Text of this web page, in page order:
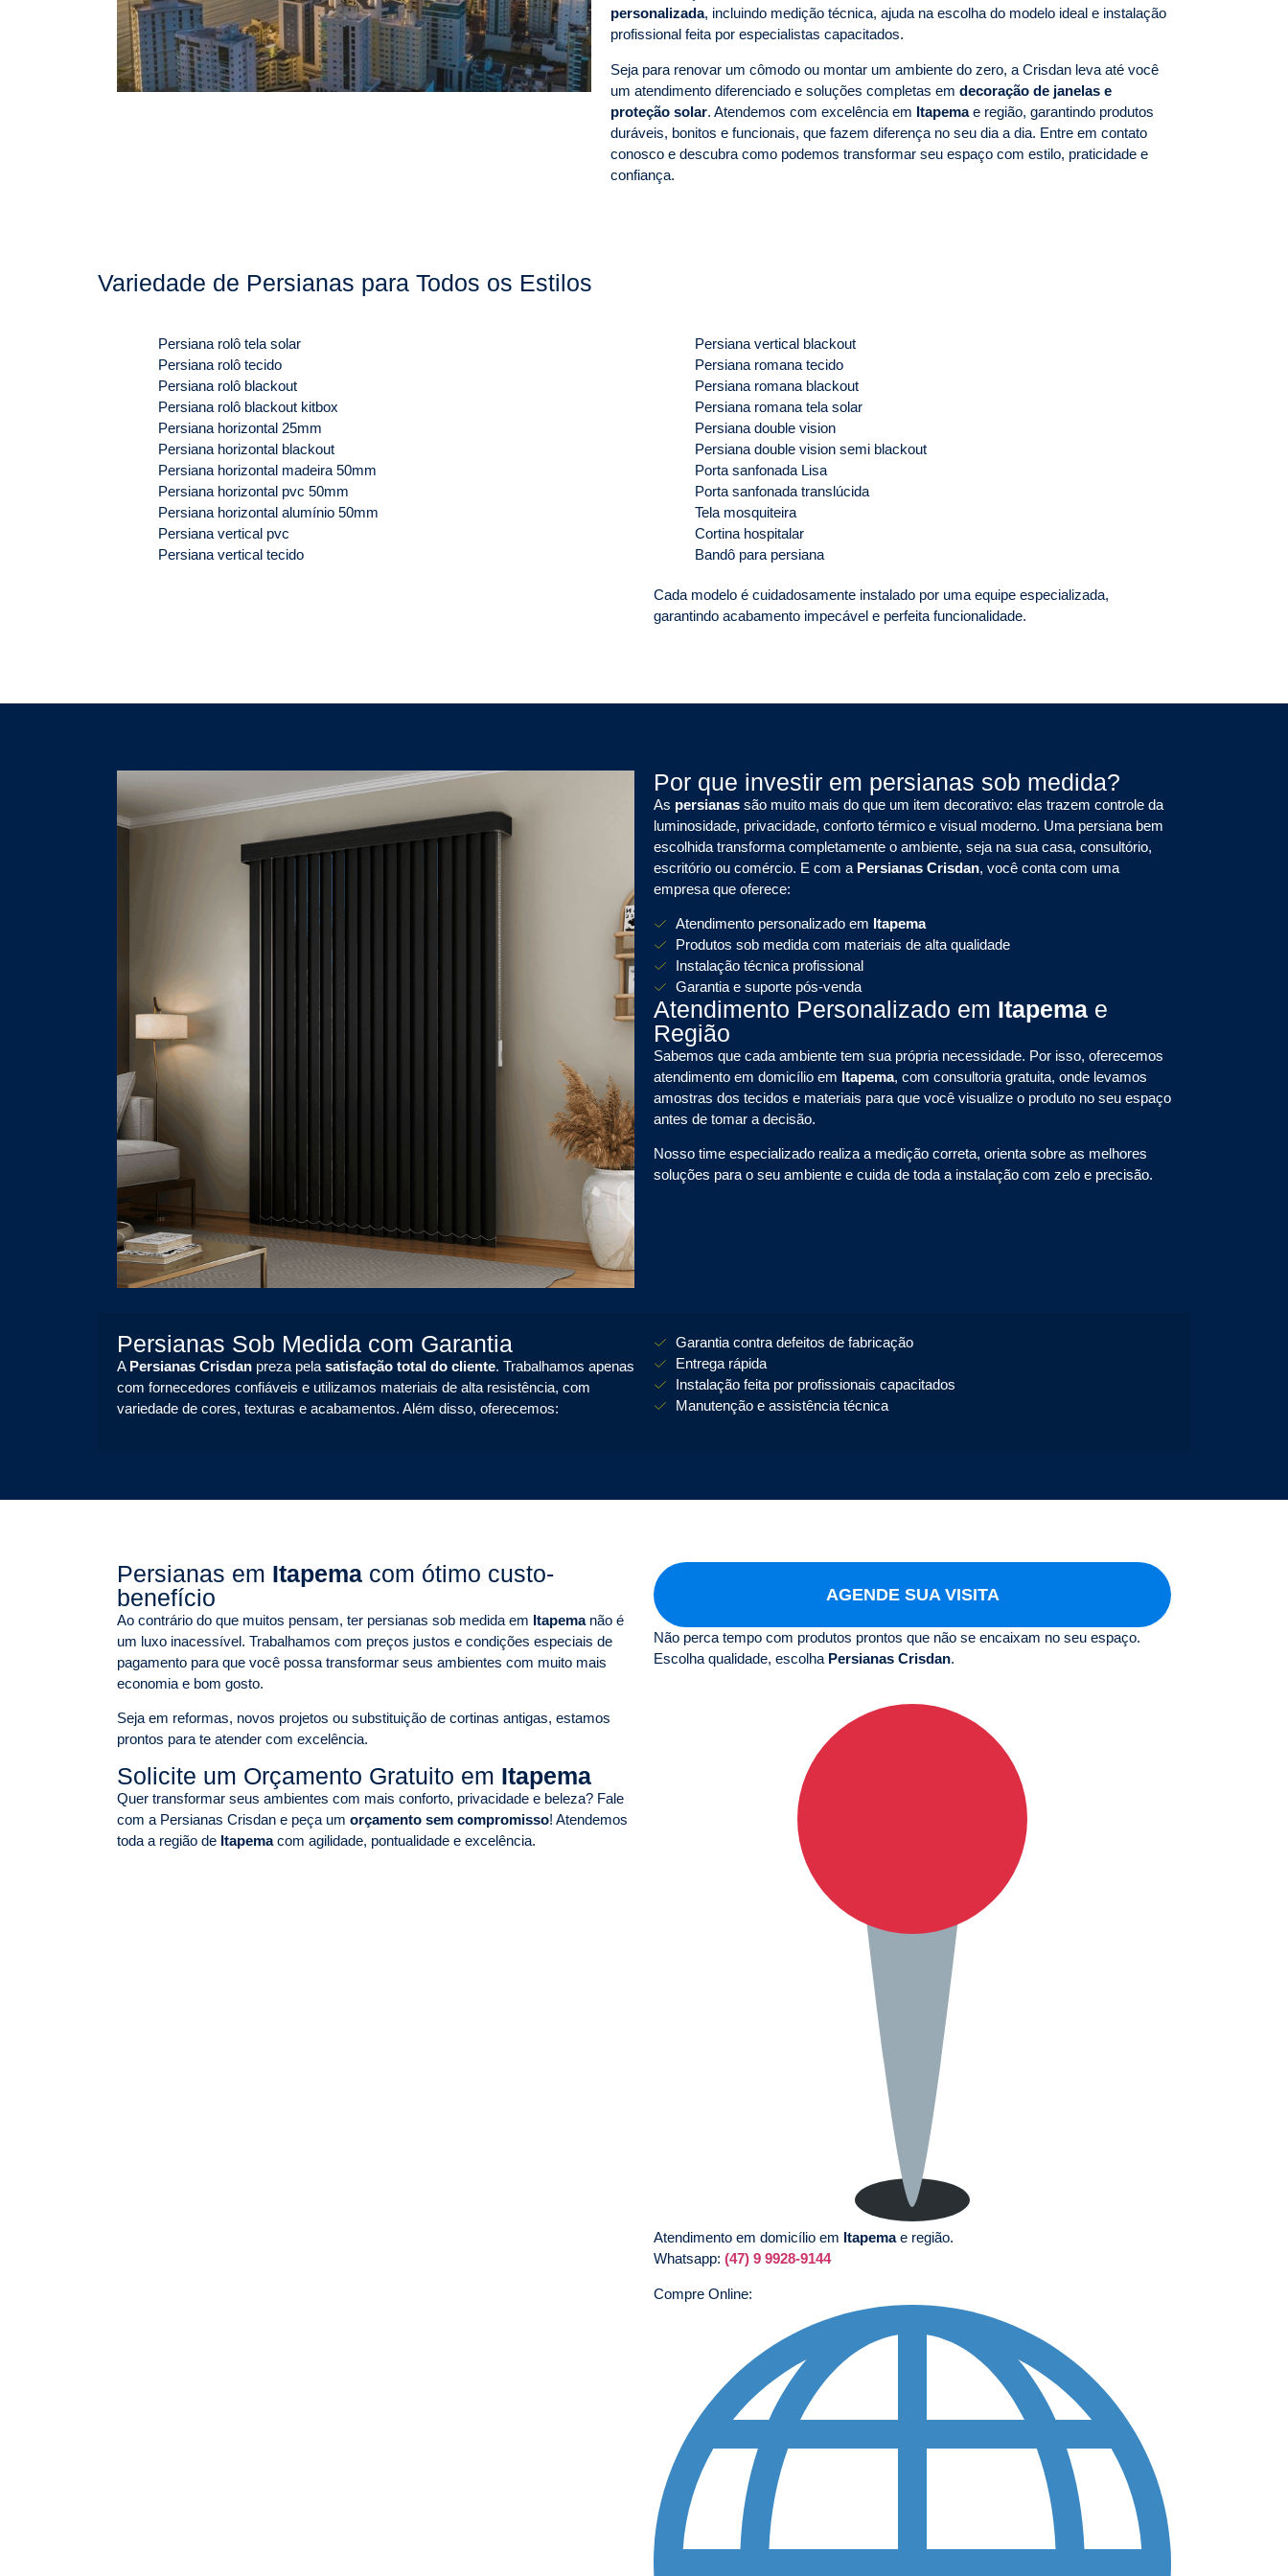
personalizada, incluindo medição técnica, ajuda na escolha do modelo ideal e instalação
profissional feita por especialistas capacitados.
Seja para renovar um cômodo ou montar um ambiente do zero, a Crisdan leva até você
um atendimento diferenciado e soluções completas em decoração de janelas e
proteção solar. Atendemos com excelência em Itapemae região, garantindo produtos
duráveis, bonitos e funcionais, que fazem diferença no seu dia a dia. Entre em contato
conosco e descubra como podemos transformar seu espaço com estilo, praticidade e
confiança.
Variedade de Persianas para Todos os Estilos
Persiana rolô tela solar
Persiana rolô tecido
Persiana rolô blackout
Persiana rolô blackout kitbox
Persiana horizontal 25mm
Persiana horizontal blackout
Persiana horizontal madeira 50mm
Persiana horizontal pvc 50mm
Persiana horizontal alumínio 50mm
Persiana vertical pvc
Persiana vertical tecido
Persiana vertical blackout
Persiana romana tecido
Persiana romana blackout
Persiana romana tela solar
Persiana double vision
Persiana double vision semi blackout
Porta sanfonada Lisa
Porta sanfonada translúcida
Tela mosquiteira
Cortina hospitalar
Bandô para persiana
Cada modelo é cuidadosamente instalado por uma equipe especializada,
garantindo acabamento impecável e perfeita funcionalidade.
Por que investir em persianas sob medida?
As persianas são muito mais do que um item decorativo: elas trazem controle da
luminosidade, privacidade, conforto térmico e visual moderno. Uma persiana bem
escolhida transforma completamente o ambiente, seja na sua casa, consultório,
escritório ou comércio. E com a Persianas Crisdan, você conta com uma
empresa que oferece:
Atendimento personalizado em Itapema
Produtos sob medida com materiais de alta qualidade
Instalação técnica profissional
Garantia e suporte pós-venda
Atendimento Personalizado em Itapema e
Região
Sabemos que cada ambiente tem sua própria necessidade. Por isso, oferecemos
atendimento em domicílio em Itapema, com consultoria gratuita, onde levamos
amostras dos tecidos e materiais para que você visualize o produto no seu espaço
antes de tomar a decisão.
Nosso time especializado realiza a medição correta, orienta sobre as melhores
soluções para o seu ambiente e cuida de toda a instalação com zelo e precisão.
Persianas Sob Medida com Garantia
A Persianas Crisdan preza pela satisfação total do cliente. Trabalhamos apenas
com fornecedores confiáveis e utilizamos materiais de alta resistência, com
variedade de cores, texturas e acabamentos. Além disso, oferecemos:
Garantia contra defeitos de fabricação
Entrega rápida
Instalação feita por profissionais capacitados
Manutenção e assistência técnica
Persianas em Itapema com ótimo custo-
benefício
Ao contrário do que muitos pensam, ter persianas sob medida em Itapemanão é
um luxo inacessível. Trabalhamos com preços justos e condições especiais de
pagamento para que você possa transformar seus ambientes com muito mais
economia e bom gosto.
Seja em reformas, novos projetos ou substituição de cortinas antigas, estamos
prontos para te atender com excelência.
Solicite um Orçamento Gratuito em Itapema
Quer transformar seus ambientes com mais conforto, privacidade e beleza? Fale
com a Persianas Crisdan e peça um orçamento sem compromisso! Atendemos
toda a região de Itapemacom agilidade, pontualidade e excelência.
AGENDE SUA VISITA
Não perca tempo com produtos prontos que não se encaixam no seu espaço.
Escolha qualidade, escolha Persianas Crisdan.
Atendimento em domicílio em Itapemae região.
Whatsapp: (47) 9 9928-9144
Compre Online: